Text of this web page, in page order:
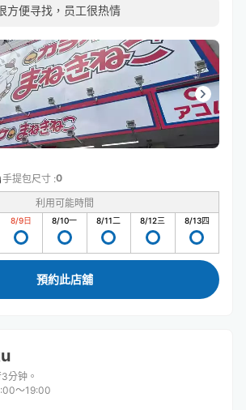
方便寻找，员工很热情
手提包尺寸 :0
利用可能時間
8/9日 8/10一 8/11二 8/12三 8/13四
預約此店舖
分钟。
〜19:00